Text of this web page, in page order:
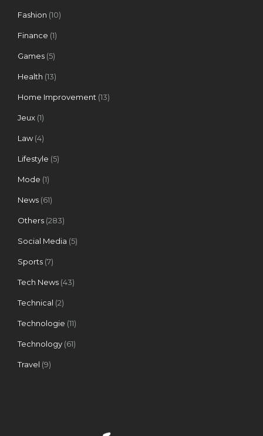
Fashion (10)
Finance (1)
Games (5)
Health (13)
Home Improvement (13)
Jeux (1)
Law(4)
Lifestyle (5)
Mode (1)
News (61)
Others (283)
Social Media (5)
Sports (7)
Tech News (43)
Technical (2)
Technologie (11)
Technology (61)
Travel (9)